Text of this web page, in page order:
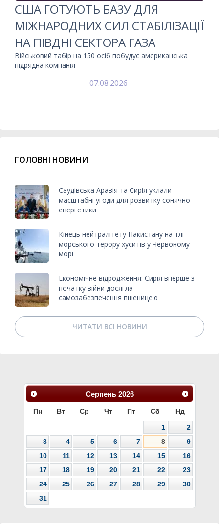
США ГОТУЮТЬ БАЗУ ДЛЯ
МІЖНАРОДНИХ СИЛ СТАБІЛІЗАЦІЇ
НА ПІВДНІ СЕКТОРА ГАЗА
Військовий табір на 150 осіб побудує американська
підрядна компанія
07.08.2026
ГОЛОВНІ НОВИНИ
Саудівська Аравія та Сирія уклали
масштабні угоди для розвитку сонячної
енергетики
Кінець нейтралітету Пакистану на тлі
морського терору хуситів у Червоному
морі
Економічне відродження: Сирія вперше з
початку війни досягла
самозабезпечення пшеницею
ЧИТАТИ ВСІ НОВИНИ
Серпень 2026
Пн Вт Ср Чт Пт Сб Нд
1
2
3
4 5 6 7 8
9
10
11 12 13 14 15
16
17
18 19 20 21 22
23
24
25 26 27 28 29
30
31